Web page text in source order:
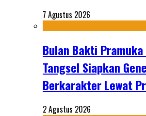
7 Agustus 2026
Bulan Bakti
Tangsel Siapkan
Berkarakter Lewat
2 Agustus 2026